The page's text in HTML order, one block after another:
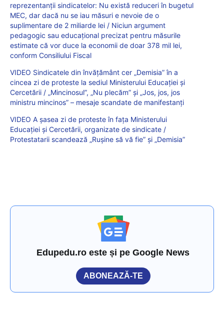
reprezentanții sindicatelor: Nu există reduceri în bugetul
MEC, dar dacă nu se iau măsuri e nevoie de o
suplimentare de 2 miliarde lei / Niciun argument
pedagogic sau educațional precizat pentru măsurile
estimate că vor duce la economii de doar 378 mil lei,
conform Consiliului Fiscal
VIDEO Sindicatele din învățământ cer „Demisia” în a
cincea zi de proteste la sediul Ministerului Educației și
Cercetării / „Mincinosul”, „Nu plecăm” și „Jos, jos, jos
ministru mincinos” – mesaje scandate de manifestanți
VIDEO A șasea zi de proteste în fața Ministerului
Educației și Cercetării, organizate de sindicate /
Protestatarii scandează „Rușine să vă fie” și „Demisia”
Edupedu.ro este și pe Google News
ABONEAZĂ-TE